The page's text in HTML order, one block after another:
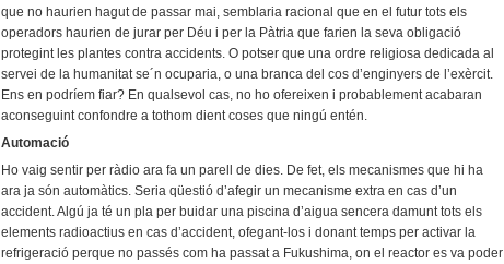
que no haurien hagut de passar mai, semblaria racional que en el futur tots els
operadors haurien de jurar per Déu i per la Pàtria que farien la seva obligació
protegint les plantes contra accidents. O potser que una ordre religiosa dedicada al
servei de la humanitat se´n ocuparia, o una branca del cos d’enginyers de l’exèrcit.
Ens en podríem fiar? En qualsevol cas, no ho ofereixen i probablement acabaran
aconseguint confondre a tothom dient coses que ningú entén.
Automació
Ho vaig sentir per ràdio ara fa un parell de dies. De fet, els mecanismes que hi ha
ara ja són automàtics. Seria qüestió d’afegir un mecanisme extra en cas d’un
accident. Algú ja té un pla per buidar una piscina d’aigua sencera damunt tots els
elements radioactius en cas d’accident, ofegant-los i donant temps per activar la
refrigeració perque no passés com ha passat a Fukushima, on el reactor es va poder